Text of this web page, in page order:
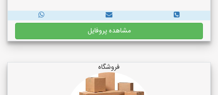
مشاهده پروفایل
فروشگاه